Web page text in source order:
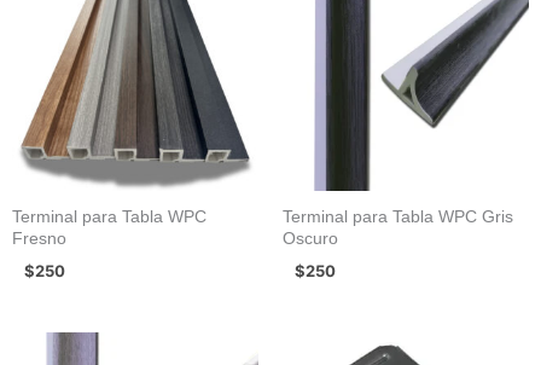
Terminal para Tabla WPC
Fresno
$250
Terminal para Tabla WPC Gris
Oscuro
$250